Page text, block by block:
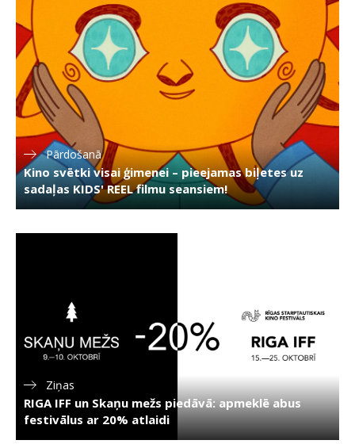
Pārdošanā
Kino svētki visai ģimenei – pieejamas biļetes uz
sadaļas KIDS' REEL filmu seansiem!
Ziņas
RIGA IFF un Skaņu mežs piedāvā: apmeklē abus
festivālus ar 20% atlaidi